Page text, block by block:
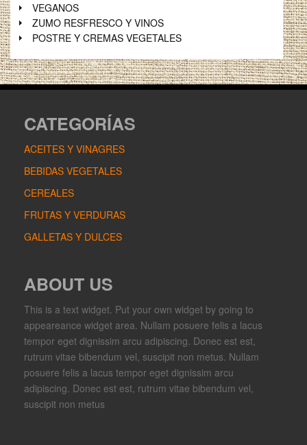
VEGANOS
ZUMO RESFRESCO Y VINOS
POSTRE Y CREMAS VEGETALES
CATEGORÍAS
ACEITES Y VINAGRES
BEBIDAS VEGETALES
CEREALES
FRUTAS Y VERDURAS
GALLETAS Y DULCES
ABOUT US
This is a text widget. Put your own widget by going to
appeareance widget area. Nullam posuere felis a lacus
tempor eget dignissim arcu adipiscing. Donec est est,
rutrum vitae bibendum vel, suscipit non metus. Nullam
posuere felis a lacus tempor eget dignissim arcu
adipiscing. Donec est est, rutrum vitae bibendum vel,
suscipit non metus